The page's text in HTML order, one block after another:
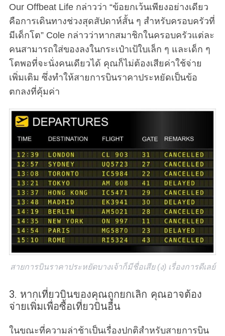
Our Offbeat Life กล่าวว่า “ข้อยกเว้นเพียงอย่างเดียว
คือการเดินทางช่วงสุดสัปดาห์สั้น ๆ สำหรับครอบครัวที่
มีเด็กโต” Cole กล่าวว่าหากสมาชิกในครอบครัวแต่ละ
คนสามารถใส่ของลงในกระเป๋าเป้ใบเล็ก ๆ และเด็ก ๆ
โตพอที่จะนั่งคนเดียวได้ คุณก็ไม่ต้องเสียค่าใช้จ่าย
เพิ่มเติม ซึ่งทำให้สายการบินราคาประหยัดเป็นข้อ
ตกลงที่คุ้มค่า
สายการบินราคาประหยัดบางเจ้าก็มีชื่อเสีย (ง) เรื่องการดีเลย์
3. หากเที่ยวบินของคุณถูกยกเลิก คุณอาจต้อง
จ่ายเพิ่มเพื่อซื้อเที่ยวบินอื่น
ในขณะที่ความล่าช้าเป็นเรื่องปกติสำหรับสายการบิน